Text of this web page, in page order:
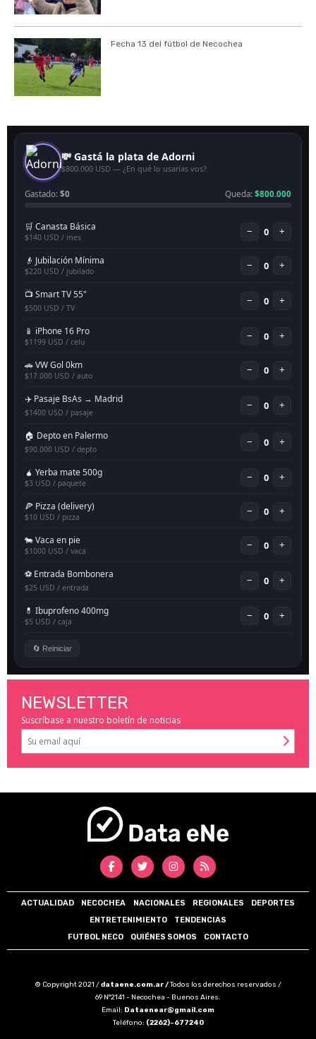
Fecha 13 del fútbol de Necochea
NEWSLETTER
Suscríbase a nuestro boletín de noticias
ACTUALIDAD NECOCHEA NACIONALES REGIONALES
DEPORTES
ENTRETENIMIENTO
TENDENCIAS
FUTBOL NECO
QUIÉNES SOMOS CONTACTO
© Copyright 2021 /dataene.com.ar /Todos los derechos reservados /
69 N°2141 - Necochea - Buenos Aires.
Email: Dataenear@gmail.com
Teléfono: (2262)-677240